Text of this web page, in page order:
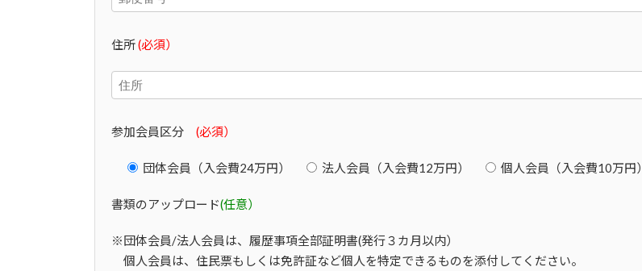
住所(必須）
参加会員区分 (必須）
団体会員（入会費24万円） 法人会員（入会費12万円） 個人会員（入会費10万円）
書類のアップロード(任意）
※団体会員/法人会員は、履歴事項全部証明書(発行３カ月以内）
個人会員は、住民票もしくは免許証など個人を特定できるものを添付してください。